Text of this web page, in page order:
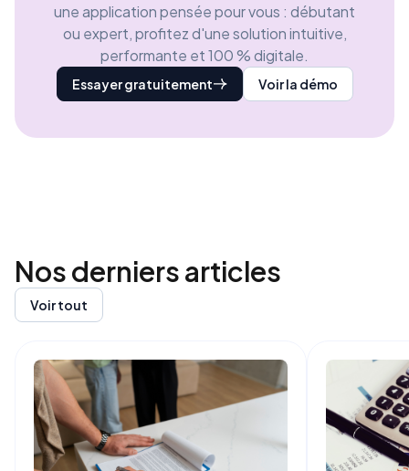
une application pensée pour vous : débutant
ou expert, profitez d'une solution intuitive,
performante et 100 % digitale.
Essayer gratuitement Voir la démo
Nos derniersarticles
Voir tout